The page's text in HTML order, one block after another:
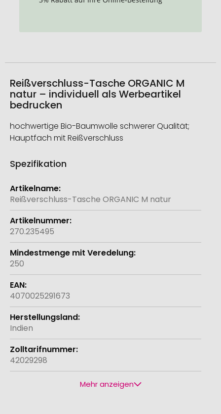
Reißverschluss-Tasche ORGANIC M
natur – individuell als Werbeartikel
bedrucken
hochwertige Bio-Baumwolle schwerer Qualität;
Hauptfach mit Reißverschluss
Spezifikation
Weitere
Informationen
Reißverschluss-Tasche ORGANIC M natur
270.235495
250
4070025291673
Indien
42029298
Mehr anzeigen